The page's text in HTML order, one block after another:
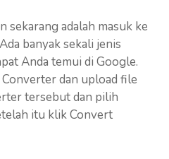
sekarang adalah masuk ke
banyak sekali jenis
Anda temui di Google.
dan upload file
tersebut dan pilih
itu klik Convert